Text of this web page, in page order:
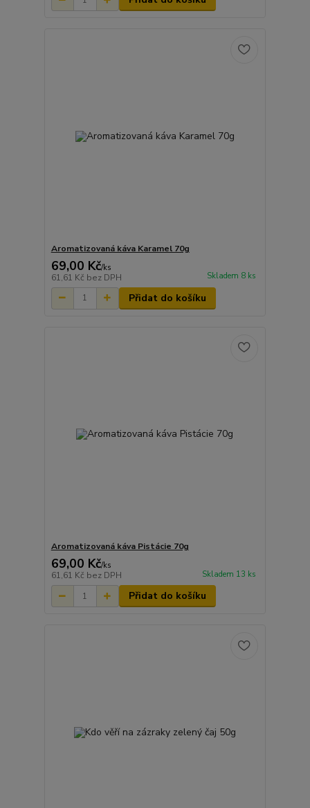
Aromatizovaná káva Karamel 70g
69,00 Kč/ks
61,61 Kč bez DPH Skladem 8 ks
Přidat do košíku
Aromatizovaná káva Pistácie 70g
69,00 Kč/ks
61,61 Kč bez DPH Skladem 13 ks
Přidat do košíku